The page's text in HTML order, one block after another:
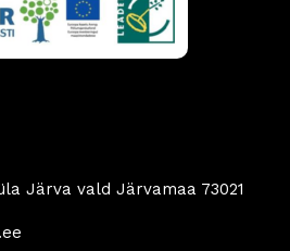
Järva vald Järvamaa 73021